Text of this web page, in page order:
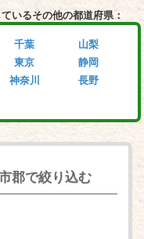
いるその他の都道府県：
千葉
東京
神奈川
山梨
静岡
長野
郡で絞り込む